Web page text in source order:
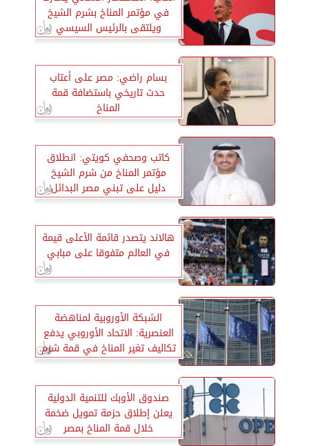
في مؤتمر المناخ بشرم الشيخ
ويلتقى بالرئيس السيسي
بسام راضي: مصر على أعتاب
حدث تاريخي باستضافة قمة
المناخ
كاتب وصحفي كويتي: انطلاق
مؤتمر المناخ من شرم الشيخ
دليل على تبني مصر البدائل
الصديقة للبيئة
هالاند يتصدر قائمة الأعلى قيمة
في العالم متفوقا على مبابي
الشبكة الأوروبية لمناهضة
العنصرية: الاتحاد الأوروبي يدفع
تكاليف تغير المناخ في قمة شرم
الشيخ
صندوق الأوبك للتنمية الدولية
يعلن إطلاق حزمة تمويل ضخمة
خلال قمة المناخ بمصر